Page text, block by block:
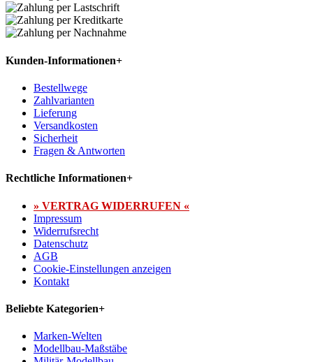
Kunden-Informationen+
Bestellwege
Zahlvarianten
Lieferung
Versandkosten
Sicherheit
Fragen & Antworten
Rechtliche Informationen+
» VERTRAG WIDERRUFEN «
Impressum
Widerrufsrecht
Datenschutz
AGB
Cookie-Einstellungen anzeigen
Kontakt
Beliebte Kategorien+
Marken-Welten
Modellbau-Maßstäbe